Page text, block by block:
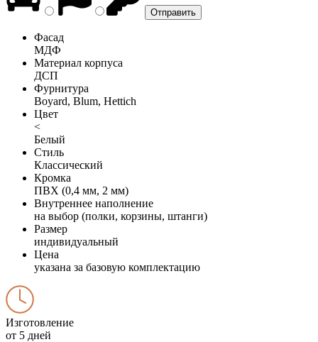
Фасад
МДФ
Материал корпуса
ДСП
Фурнитура
Boyard, Blum, Hettich
Цвет
<
Белый
Стиль
Классический
Кромка
ПВХ (0,4 мм, 2 мм)
Внутреннее наполнение
на выбор (полки, корзины, штанги)
Размер
индивидуальный
Цена
указана за базовую комплектацию
Изготовление
от 5 дней